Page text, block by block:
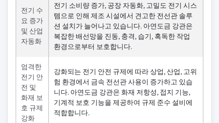
전기 수
요 증가
및 산업
자동화
전기 소비량 증가, 공장 자동화, 고밀도 전기 시스
템으로 인해 제조 시설에서 견고한 전선관 솔루
션 설치가 늘어나고 있습니다. 아연도금 강관은
복잡한 배선망을 진동, 충격, 습기, 혹독한 작업
환경으로부터 보호합니다.
엄격한
전기 안
전 및
화재 보
호 규제
강화
강화되는 전기 안전 규제에 따라 상업, 산업, 고위
험 환경에서 금속 전선관 사용이 증가하고 있습
니다. 아연도금 강관은 화재 저항성, 접지 기능,
기계적 보호 기능을 제공하여 규제 준수 설비에
적합합니다.